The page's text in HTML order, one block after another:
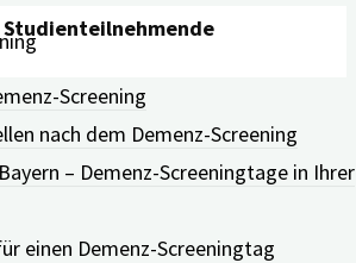
Screening
nach dem Demenz-Screening
– Demenz-Screeningtage in Ihrer
einen Demenz-Screeningtag
Studienteilnehmende
insgesamt mehr als 412.000
Daten aus der sogenannten UK
medizinischen Datenbank,
betrug 56 Jahre,
der Teilnehmenden waren weiblich.